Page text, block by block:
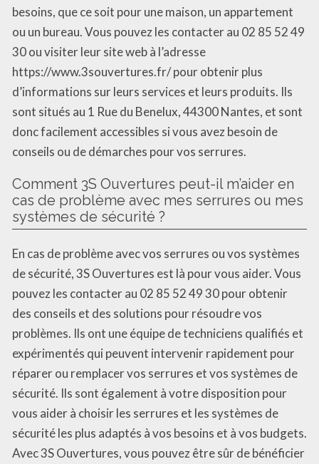
besoins, que ce soit pour une maison, un appartement
ou un bureau. Vous pouvez les contacter au 02 85 52 49
30 ou visiter leur site web à l’adresse
https://www.3souvertures.fr/ pour obtenir plus
d’informations sur leurs services et leurs produits. Ils
sont situés au 1 Rue du Benelux, 44300 Nantes, et sont
donc facilement accessibles si vous avez besoin de
conseils ou de démarches pour vos serrures.
Comment 3S Ouvertures peut-il m’aider en
cas de problème avec mes serrures ou mes
systèmes de sécurité ?
En cas de problème avec vos serrures ou vos systèmes
de sécurité, 3S Ouvertures est là pour vous aider. Vous
pouvez les contacter au 02 85 52 49 30 pour obtenir
des conseils et des solutions pour résoudre vos
problèmes. Ils ont une équipe de techniciens qualifiés et
expérimentés qui peuvent intervenir rapidement pour
réparer ou remplacer vos serrures et vos systèmes de
sécurité. Ils sont également à votre disposition pour
vous aider à choisir les serrures et les systèmes de
sécurité les plus adaptés à vos besoins et à vos budgets.
Avec 3S Ouvertures, vous pouvez être sûr de bénéficier